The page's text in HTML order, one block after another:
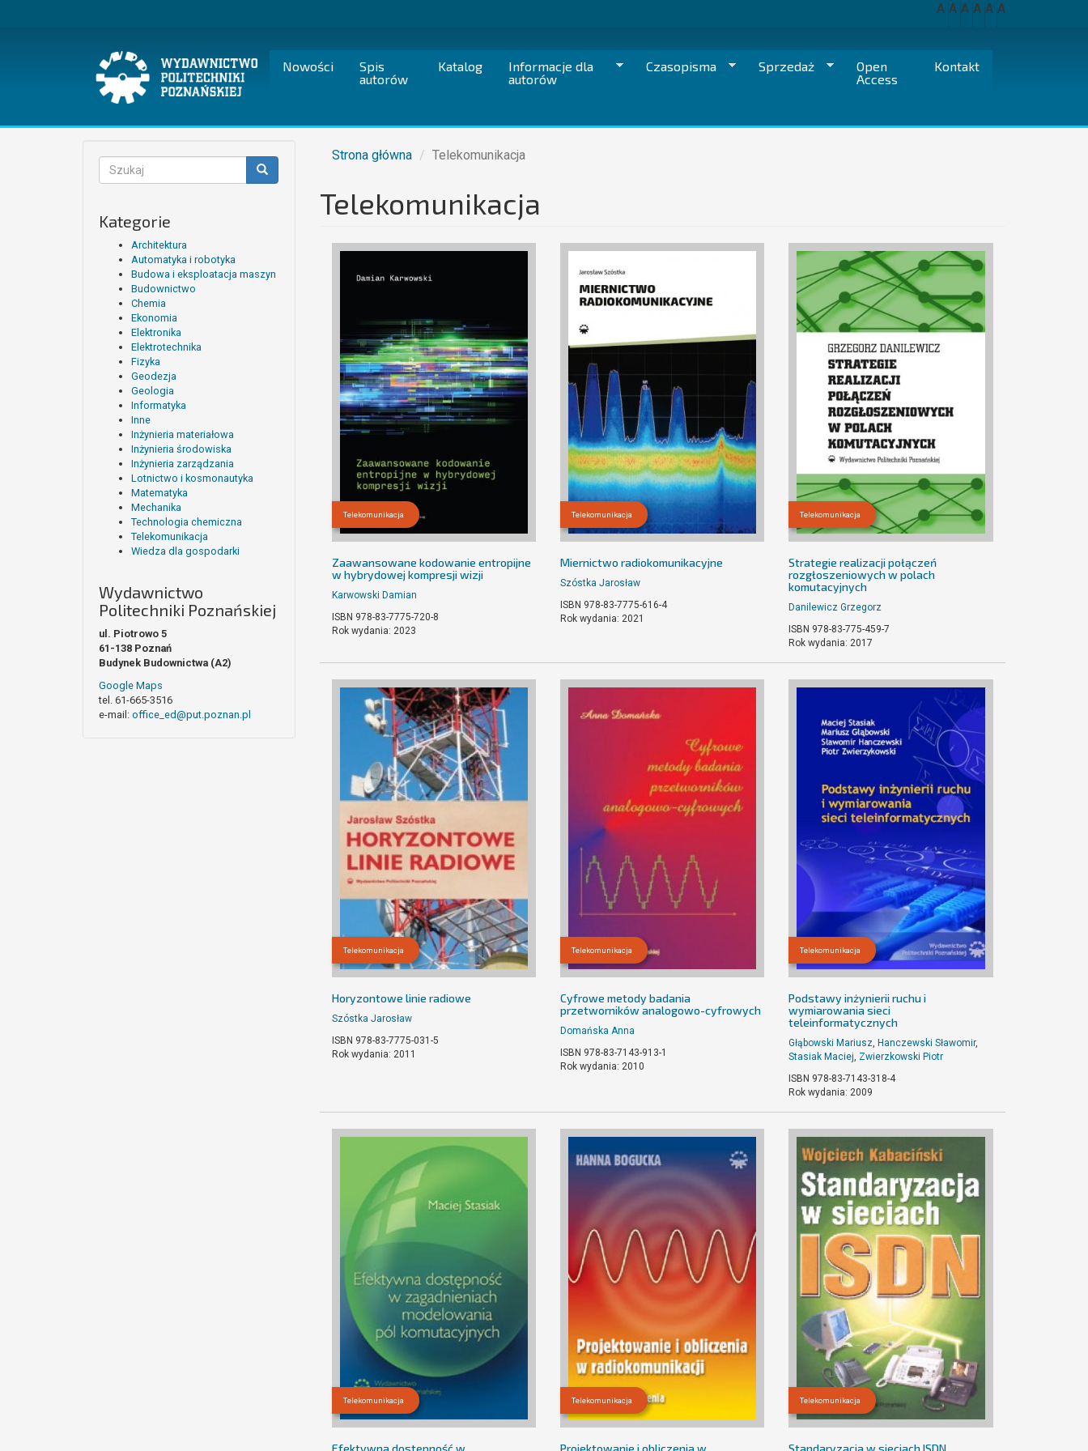
A A A A A A
Nowości
Spis
autorów
Katalog
Informacje dla
autorów
Czasopisma Sprzedaż
Open
Access
Kontakt
Formularz
wyszukiwania
Kategorie
Architektura
Automatyka i robotyka
Budowa i eksploatacja maszyn
Budownictwo
Chemia
Ekonomia
Elektronika
Elektrotechnika
Fizyka
Geodezja
Geologia
Informatyka
Inne
Inżynieria materiałowa
Inżynieria środowiska
Inżynieria zarządzania
Lotnictwo i kosmonautyka
Matematyka
Mechanika
Technologia chemiczna
Telekomunikacja
Wiedza dla gospodarki
Wydawnictwo
Politechniki Poznańskiej
ul. Piotrowo 5
61-138 Poznań
Budynek Budownictwa (A2)
Google Maps
tel. 61-665-3516
e-mail: office_ed@put.poznan.pl
Strona główna Telekomunikacja
Telekomunikacja
Telekomunikacja
Zaawansowane kodowanie entropijne
w hybrydowej kompresji wizji
Karwowski Damian
ISBN 978-83-7775-720-8
Rok wydania: 2023
Telekomunikacja
Miernictwo radiokomunikacyjne
Szóstka Jarosław
ISBN 978-83-7775-616-4
Rok wydania: 2021
Telekomunikacja
Strategie realizacji połączeń
rozgłoszeniowych w polach
komutacyjnych
Danilewicz Grzegorz
ISBN 978-83-775-459-7
Rok wydania: 2017
Telekomunikacja
Horyzontowe linie radiowe
Szóstka Jarosław
ISBN 978-83-7775-031-5
Rok wydania: 2011
Telekomunikacja
Cyfrowe metody badania
przetworników analogowo-cyfrowych
Domańska Anna
ISBN 978-83-7143-913-1
Rok wydania: 2010
Telekomunikacja
Podstawy inżynierii ruchu i
wymiarowania sieci
teleinformatycznych
Głąbowski Mariusz, Hanczewski Sławomir,
Stasiak Maciej, Zwierzkowski Piotr
ISBN 978-83-7143-318-4
Rok wydania: 2009
Telekomunikacja Telekomunikacja Telekomunikacja